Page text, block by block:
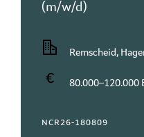
(m/w/d)
Remscheid,
80.000–120.000
NCR26-180809